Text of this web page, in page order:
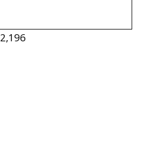
2,196